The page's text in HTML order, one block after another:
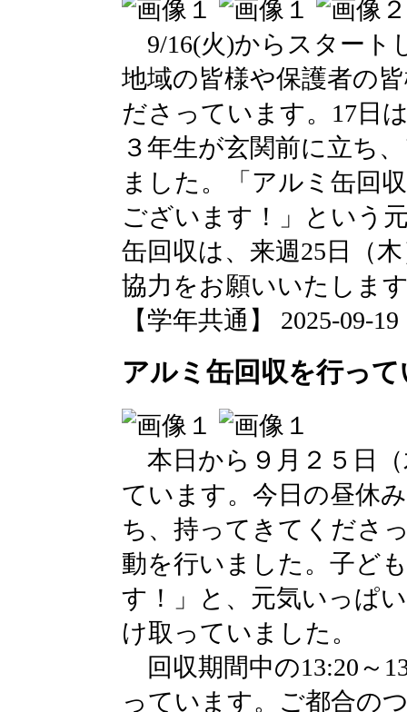
9/16(火)からスタート
地域の皆様や保護者の
ださっています。17日
３年生が玄関前に立ち
ました。「アルミ缶回
ございます！」という
缶回収は、来週25日（
協力をお願いいたしま
【学年共通】 2025-09-
アルミ缶回収を行って
本日から９月２５日
ています。今日の昼休
ち、持ってきてくださ
動を行いました。子ど
す！」と、元気いっぱ
け取っていました。
回収期間中の13:20～
っています。ご都合の